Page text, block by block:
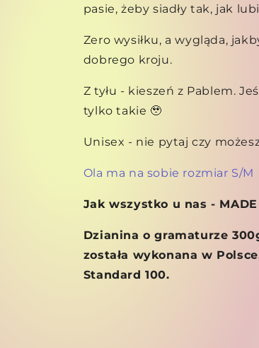
pasie, żeby siadły tak, jak
Zero wysiłku, a wygląda,
dobrego kroju.
Z tyłu - kieszeń z Pablem.
tylko takie 🥹
Unisex - nie pytaj czy
Ola ma na sobie rozmiar S/M
Jak wszystko u nas -
Dzianina o gramaturze
została wykonana w
Standard 100.